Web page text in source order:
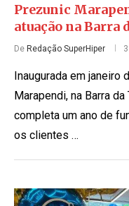
Prezunic
atuação na Barra
De Redação SuperHiper
Inaugurada em janeiro
Marapendi, na Barra
completa um ano de
os clientes …